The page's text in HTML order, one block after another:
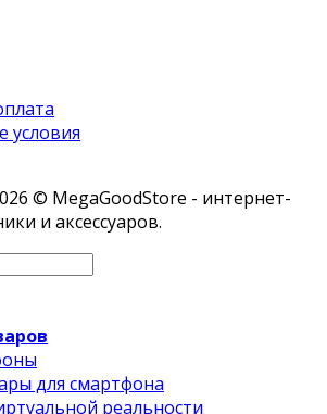
условия
© MegaGoodStore - интернет-
и аксессуаров.
для смартфона
реальности